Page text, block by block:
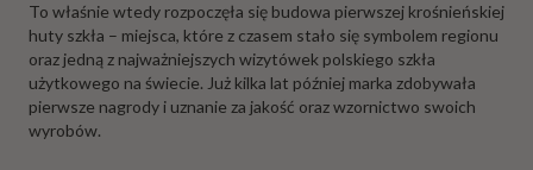
To właśnie wtedy rozpoczęła się budowa pierwszej krośnieńskiej
huty szkła – miejsca, które z czasem stało się symbolem regionu
oraz jedną z najważniejszych wizytówek polskiego szkła
użytkowego na świecie. Już kilka lat później marka zdobywała
pierwsze nagrody i uznanie za jakość oraz wzornictwo swoich
wyrobów.